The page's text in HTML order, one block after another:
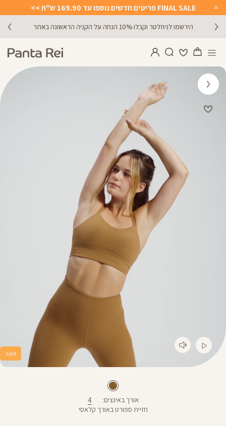
Close
Timer
FINAL SALE פריטים חדשים נוספו עד 169.90 ש"ח >>
הירשמו לניוזלטר וקבלו 10% הנחה על הקניה הראשונה באתר
אורך באינצים 4
חזיית ספורט באורך קלאסי
sale